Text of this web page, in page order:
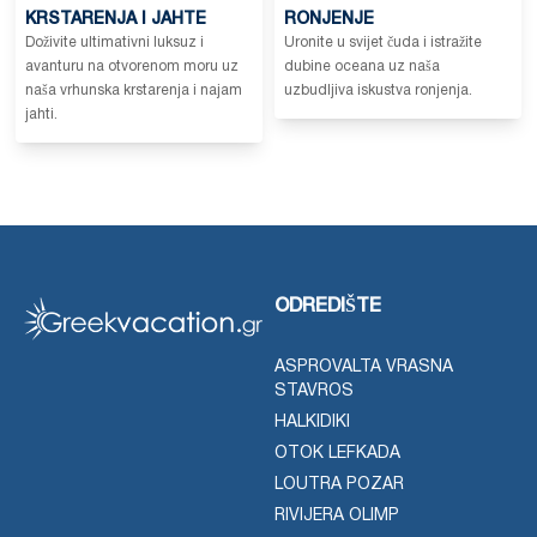
KRSTARENJA I JAHTE
Doživite ultimativni luksuz i
avanturu na otvorenom moru uz
naša vrhunska krstarenja i najam
jahti.
RONJENJE
Uronite u svijet čuda i istražite
dubine oceana uz naša
uzbudljiva iskustva ronjenja.
ODREDIŠTE
ASPROVALTA VRASNA
STAVROS
HALKIDIKI
OTOK LEFKADA
LOUTRA POZAR
RIVIJERA OLIMP